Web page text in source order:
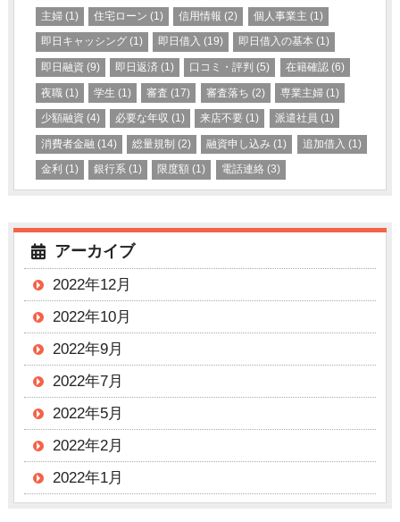
主婦 (1) 住宅ローン (1) 信用情報 (2) 個人事業主 (1)
即日キャッシング (1) 即日借入 (19) 即日借入の基本 (1)
即日融資 (9) 即日返済 (1) 口コミ・評判 (5) 在籍確認(6)
夜職 (1) 学生 (1) 審査 (17) 審査落ち (2) 専業主婦(1)
少額融資 (4) 必要な年収 (1) 来店不要 (1) 派遣社員 (1)
消費者金融 (14) 総量規制 (2) 融資申し込み (1) 追加借入 (1)
金利 (1) 銀行系 (1) 限度額 (1) 電話連絡(3)
アーカイブ
2022年12月
2022年10月
2022年9月
2022年7月
2022年5月
2022年2月
2022年1月